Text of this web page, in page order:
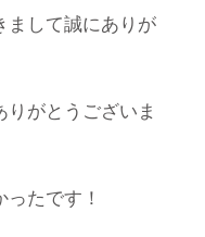
まして誠にありが
がとうございま
たです！